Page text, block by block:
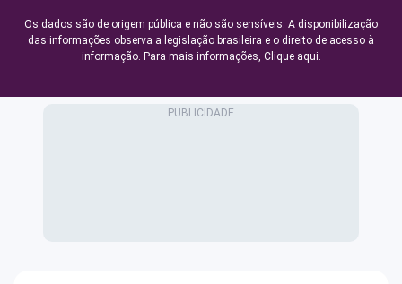
Os dados são de origem pública e não são sensíveis. A disponibilização
das informações observa a legislação brasileira e o direito de acesso à
informação. Para mais informações, Clique aqui.